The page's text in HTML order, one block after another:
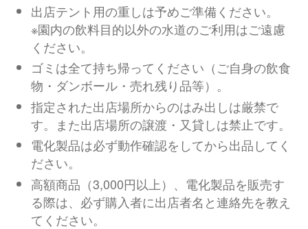
出店テント用の重しは予めご準備ください。
※園内の飲料目的以外の水道のご利用はご遠慮
ください。
ゴミは全て持ち帰ってください（ご自身の飲食
物・ダンボール・売れ残り品等）。
指定された出店場所からのはみ出しは厳禁で
す。また出店場所の譲渡・又貸しは禁止です。
電化製品は必ず動作確認をしてから出品してく
ださい。
高額商品（3,000円以上）、電化製品を販売す
る際は、必ず購入者に出店者名と連絡先を教え
てください。